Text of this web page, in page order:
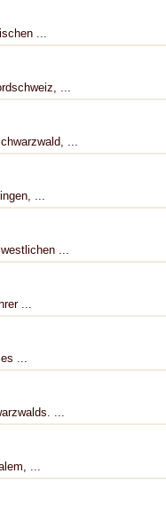
...
...
...
...
...
...
...
...
...